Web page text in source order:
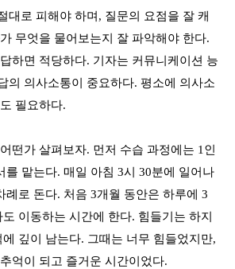
대로 피해야 하며, 질문의 요점을 잘 캐
무엇을 물어보는지 잘 파악해야 한다.
하면 적당하다. 기자는 커뮤니케이션 능
의 의사소통이 중요하다. 평소에 의사소
필요하다.
떤가 살펴보자. 먼저 수습 과정에는 1인
를 맡는다. 매일 아침 3시 30분에 일어나
례로 돈다. 처음 3개월 동안은 하루에 3
이동하는 시간에 한다. 힘들기는 하지
깊이 남는다. 그때는 너무 힘들었지만,
억이 되고 즐거운 시간이었다.